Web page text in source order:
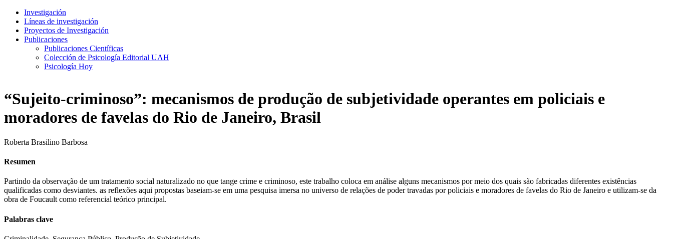
Investigación
Líneas de investigación
Proyectos de Investigación
Publicaciones
Publicaciones Científicas
Colección de Psicología Editorial UAH
Psicología Hoy
“Sujeito-criminoso”: mecanismos de produção de subjetividade operantes em policiais e
moradores de favelas do Rio de Janeiro, Brasil
Roberta Brasilino Barbosa
Resumen
Partindo da observação de um tratamento social naturalizado no que tange crime e criminoso, este trabalho coloca em análise alguns mecanismos por meio dos quais são fabricadas diferentes existências
qualificadas como desviantes. as reflexões aqui propostas baseiam-se em uma pesquisa imersa no universo de relações de poder travadas por policiais e moradores de favelas do Rio de Janeiro e utilizam-se da
obra de Foucault como referencial teórico principal.
Palabras clave